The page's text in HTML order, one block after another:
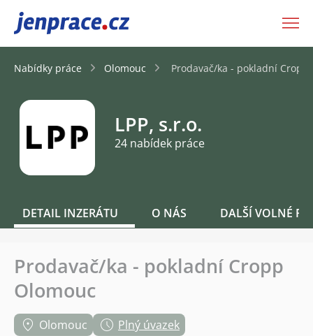
JenPráce.cz
Nabídky práce Olomouc Prodavač/ka - pokladní Cropp
LPP, s.r.o.
24 nabídek práce
DETAIL INZERÁTU O NÁS DALŠÍ VOLNÉ
Prodavač/ka - pokladní Cropp
Olomouc
Olomouc Plný úvazek